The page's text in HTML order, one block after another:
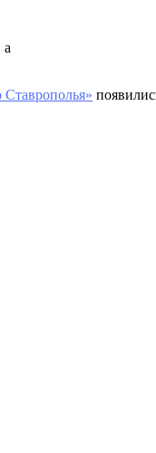
а
Ставрополья»